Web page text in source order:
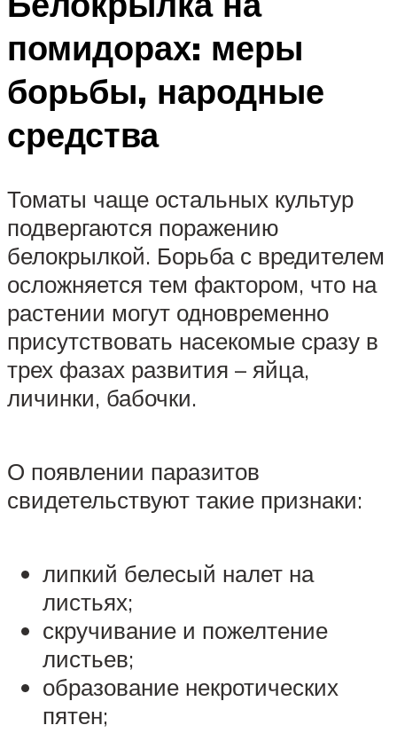
помидорах: меры
борьбы, народные
средства
Томаты чаще остальных культур
подвергаются поражению
белокрылкой. Борьба с вредителем
осложняется тем фактором, что на
растении могут одновременно
присутствовать насекомые сразу в
трех фазах развития – яйца,
личинки, бабочки.
О появлении паразитов
свидетельствуют такие признаки:
липкий белесый налет на
листьях;
скручивание и пожелтение
листьев;
образование некротических
пятен;